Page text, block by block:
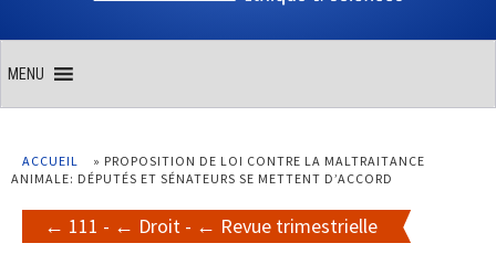
MENU
ACCUEIL » PROPOSITION DE LOI CONTRE LA MALTRAITANCE
ANIMALE: DÉPUTÉS ET SÉNATEURS SE METTENT D’ACCORD
111 - Droit -
Revue trimestrielle